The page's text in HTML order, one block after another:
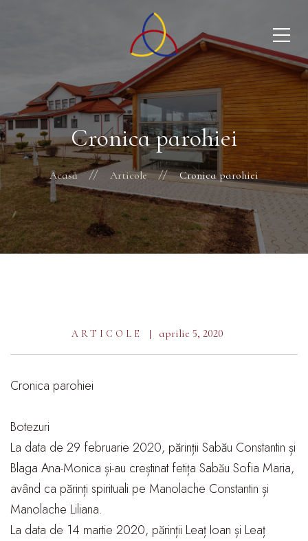
Cronica parohiei
Acasă Articole Cronica parohiei
ARTICOLE aprilie 5, 2020
Cronica parohiei
Botezuri
La data de 29 februarie 2020, părinții Sabău Constantin și
Blaga Ana-Monica și-au creștinat fetița Sabău Sofia Maria,
având ca părinți spirituali pe Manolache Constantin și
Manolache Liliana.
La data de 14 martie 2020, părinții Leaț Ioan și Leaț